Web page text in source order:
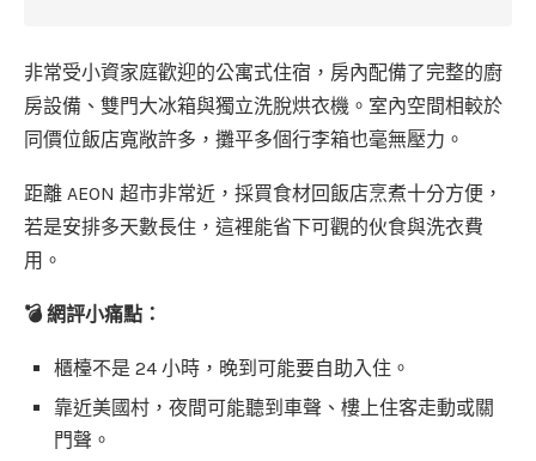
非常受小資家庭歡迎的公寓式住宿，房內配備了完整的廚
房設備、雙門大冰箱與獨立洗脫烘衣機。室內空間相較於
同價位飯店寬敞許多，攤平多個行李箱也毫無壓力。
距離 AEON 超市非常近，採買食材回飯店烹煮十分方便，
若是安排多天數長住，這裡能省下可觀的伙食與洗衣費
用。
💣 網評小痛點：
櫃檯不是 24 小時，晚到可能要自助入住。
靠近美國村，夜間可能聽到車聲、樓上住客走動或關
門聲。